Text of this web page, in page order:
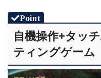
自機操作+タッ
ティングゲーム